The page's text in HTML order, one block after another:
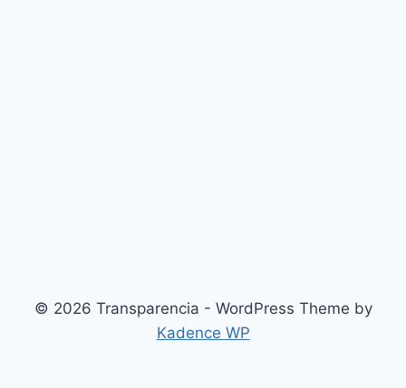
© 2026 Transparencia - WordPress Theme by
Kadence WP